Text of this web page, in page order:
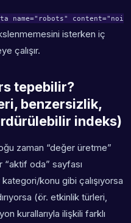
name="robots" content="noi
isterken iç
çalışır.
tepebilir?
benzersizlik,
indeks)
zaman “değer üretme”
“aktif oda” sayfası
kategori/konu gibi çalışıyorsa
(ör. etkinlik türleri,
kurallarıyla ilişkili farklı